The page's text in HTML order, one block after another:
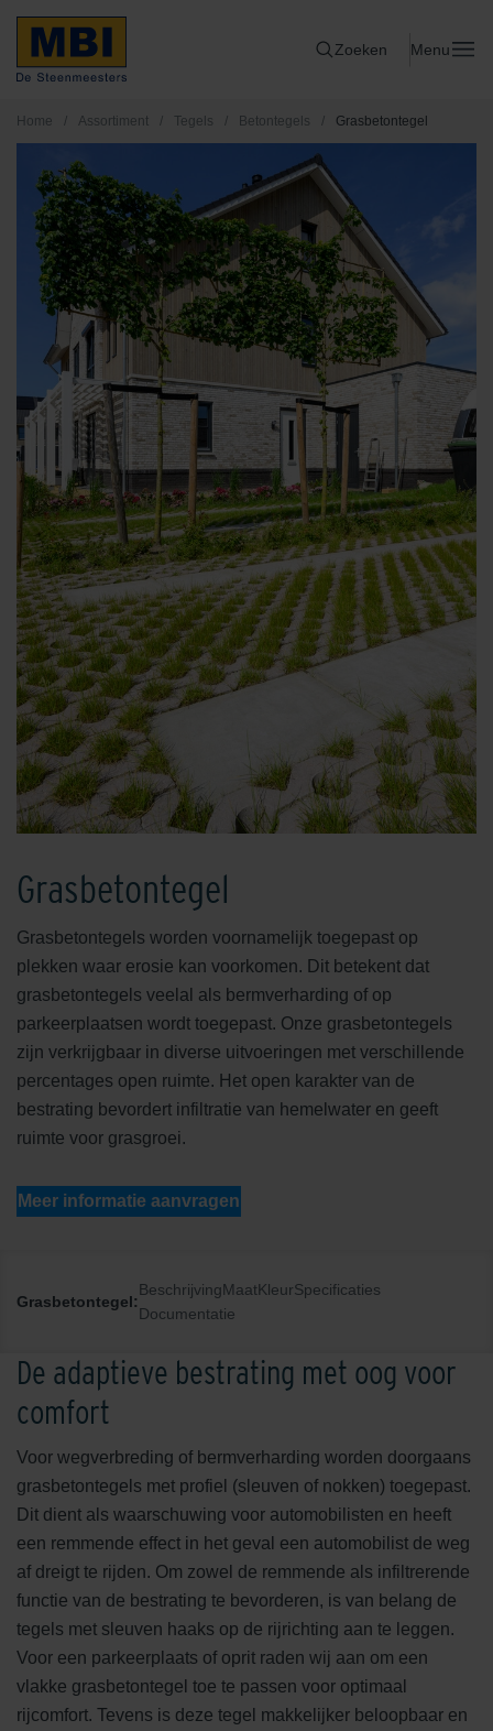
Zoeken Menu
Home / Assortiment / Tegels / Betontegels / Grasbetontegel
Grasbetontegel
Grasbetontegels worden voornamelijk toegepast op
plekken waar erosie kan voorkomen. Dit betekent dat
grasbetontegels veelal als bermverharding of op
parkeerplaatsen wordt toegepast. Onze grasbetontegels
zijn verkrijgbaar in diverse uitvoeringen met verschillende
percentages open ruimte. Het open karakter van de
bestrating bevordert infiltratie van hemelwater en geeft
ruimte voor grasgroei.
Meer informatie aanvragen
Grasbetontegel:
BeschrijvingMaatKleurSpecificaties
Documentatie
De adaptieve bestrating met oog voor
comfort
Voor wegverbreding of bermverharding worden doorgaans
grasbetontegels met profiel (sleuven of nokken) toegepast.
Dit dient als waarschuwing voor automobilisten en heeft
een remmende effect in het geval een automobilist de weg
af dreigt te rijden. Om zowel de remmende als infiltrerende
functie van de bestrating te bevorderen, is van belang de
tegels met sleuven haaks op de rijrichting aan te leggen.
Voor een parkeerplaats of oprit raden wij aan om een
vlakke grasbetontegel toe te passen voor optimaal
rijcomfort. Tevens is deze tegel makkelijker beloopbaar en